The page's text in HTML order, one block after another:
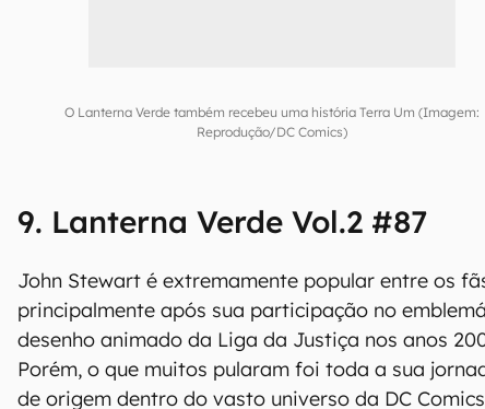
O Lanterna Verde também recebeu uma história Terra Um (Imagem:
Reprodução/DC Comics)
9. Lanterna Verde Vol.2 #87
John Stewart é extremamente popular entre os
principalmente após sua participação no
desenho animado da Liga da Justiça nos anos
Porém, o que muitos pularam foi toda a sua
de origem dentro do vasto universo da DC